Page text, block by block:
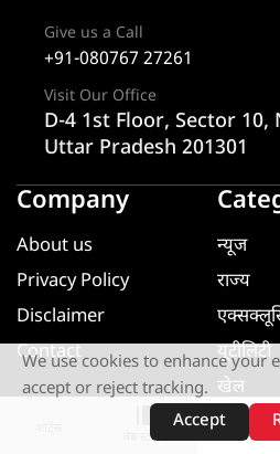
वेब स्टोरीज़
Give us a Call
+91-080767 27261
Visit Our Office
D-4 1st Floor, Sector 10,
Uttar Pradesh 201301
Company
About us
Privacy Policy
Disclaimer
Contact
न्यूज
राज्य
यूटीलिटी
खेल
मनोरंजन
We use cookies to enhance your
accept or reject tracking.
Accept